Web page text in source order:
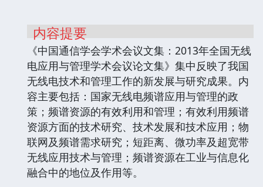
内容提要
《中国通信学会学术会议文集：2013年全国无线
电应用与管理学术会议论文集》集中反映了我国
无线电技术和管理工作的新发展与研究成果。内
容主要包括：国家无线电频谱应用与管理的政
策；频谱资源的有效利用和管理；有效利用频谱
资源方面的技术研究、技术发展和技术应用；物
联网及频谱需求研究；短距离、微功率及超宽带
无线应用技术与管理；频谱资源在工业与信息化
融合中的地位及作用等。